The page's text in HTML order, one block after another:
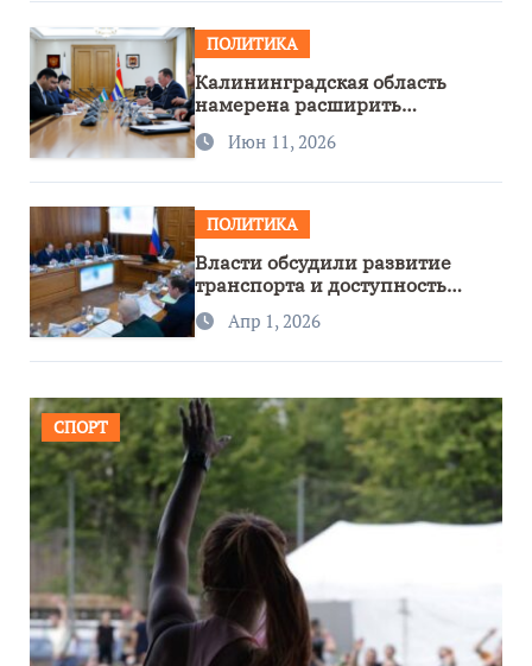
ПОЛИТИКА
Калининградская область
намерена расширить
сотрудничество с Узбекистаном
Июн 11, 2026
ПОЛИТИКА
Власти обсудили развитие
транспорта и доступность
региона
Апр 1, 2026
СПОРТ